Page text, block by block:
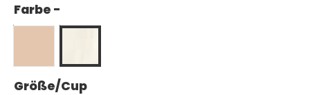
Farbe -
Größe/Cupauswählen